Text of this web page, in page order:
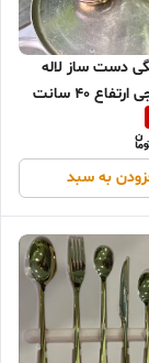
دست ساز لاله
۴۰ سانت
به سبد